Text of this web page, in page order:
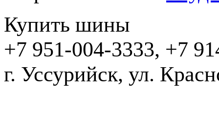
Купить шины
+7 951-004-3333, +7
г. Уссурийск,